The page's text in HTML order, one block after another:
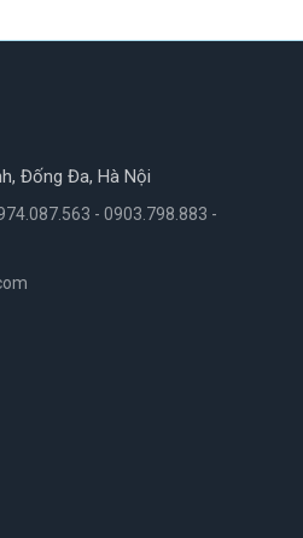
Đống Đa, Hà Nội
- 0903.798.883 -